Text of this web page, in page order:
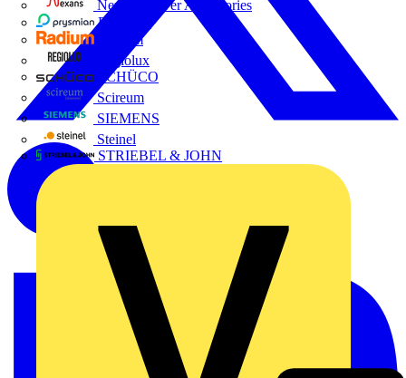
Nexans Power Accessories
Prysmian
Radium
Regiolux
SCHÜCO
Scireum
SIEMENS
Steinel
STRIEBEL & JOHN